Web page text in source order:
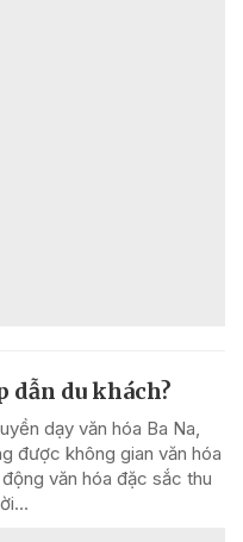
dẫn du khách?
dạy văn hóa Ba Na,
được không gian văn hóa
văn hóa đặc sắc thu